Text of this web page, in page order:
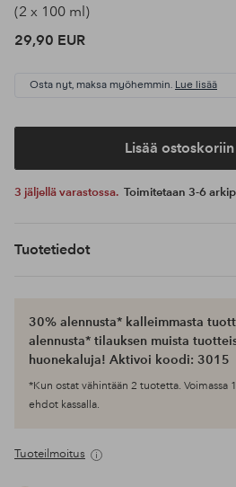
(2 x 100 ml)
29,90 EUR
Osta nyt, maksa myöhemmin. Lue lisää
Lisää ostoskoriin
3 jäljellä varastossa. Toimitetaan 3-6
Tuotetiedot
30% alennusta* kalleimmasta
alennusta* tilauksen muista
huonekaluja! Aktivoi koodi: 3015
*Kun ostat vähintään 2 tuotetta. Voimassa
ehdot kassalla.
Tuoteilmoitus